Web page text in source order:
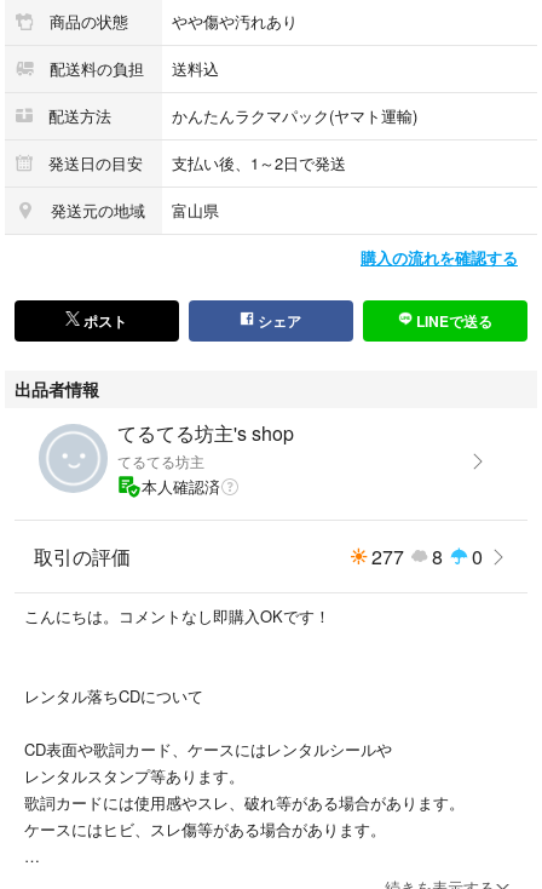
商品の状態 やや傷や汚れあり
配送料の負担 送料込
配送方法 かんたんラクマパック(ヤマト運輸)
発送日の目安 支払い後、1～2日で発送
発送元の地域 富山県
購入の流れを確認する
ポスト シェア LINEで送る
出品者情報
てるてる坊主's shop
てるてる坊主
本人確認済
取引の評価 277 8 0
こんにちは。コメントなし即購入OKです！
レンタル落ちCDについて
CD表面や歌詞カード、ケースにはレンタルシールや
レンタルスタンプ等あります。
歌詞カードには使用感やスレ、破れ等がある場合があります。
ケースにはヒビ、スレ傷等がある場合があります。
上記内容がそれほど気にならなくて、音楽が聴ければいいよ